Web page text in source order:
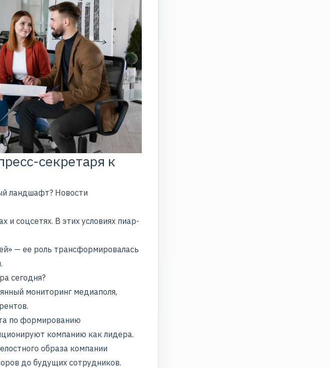
секретаря к
ландшафт? Новости
и соцсетях. В этих условиях пиар-
— ее роль трансформировалась
сегодня?
мониторинг медиаполя,
по формированию
компанию как лидера.
образа компании
до будущих сотрудников.